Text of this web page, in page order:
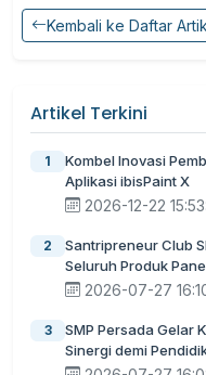
Kembali ke Daftar
Artikel Terkini
1
Kombel Inovasi
Aplikasi ibisPaint X
2026-12-22
2
Santripreneur Club
Seluruh Produk
2026-07-27
3
SMP Persada Gelar
Sinergi demi